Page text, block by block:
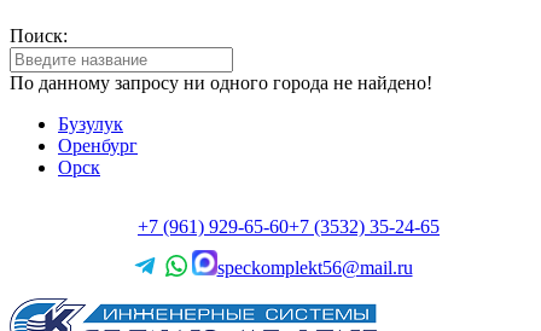
Поиск:
По данному запросу ни одного города не найдено!
Бузулук
Оренбург
Орск
+7 (961) 929-65-60+7 (3532) 35-24-65
speckomplekt56@mail.ru